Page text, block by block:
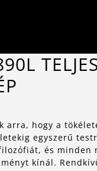
arra, hogy a
egyszerű
és minden
kínál.